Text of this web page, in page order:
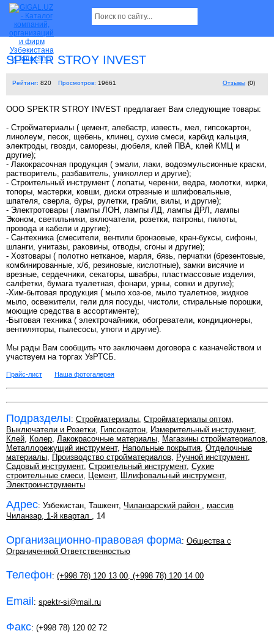
SPEKTR STROY INVEST
Рейтинг: 820 Просмотров: 19661 Отзывы (0)
OOO SPEKTR STROY INVEST предлагает Вам следующие товары:
- Стройматериалы ( цемент, алебастр, известь, мел, гипсокартон,
линолеум, песок, щебень, клинец, сухие смеси, карбид кальция,
электроды, гвозди, саморезы, дюбеля, клей ПВА, клей КМЦ и
другие);
- Лакокрасочная продукция ( эмали, лаки, водоэмульсионные краски,
растворитель, разбавитель, униколлер и другие);
- Строительный инструмент ( лопаты, черенки, ведра, молотки, кирки,
топоры, мастерки, ковши, диски отрезные и шлифовальные,
шпателя, сверла, буры, рулетки, грабли, вилы, и другие);
- Электротовары ( лампы ЛОН, лампы ЛД, лампы ДРЛ, лампы
Эконом, светильники, включатели, розетки, патроны, пилоты,
провода и кабели и другие);
- Сантехника (смесители, вентили бронзовые, кран-буксы, сифоны,
шланги, унитазы, раковины, отводы, сгоны и другие);
- Хозтовары ( полотно нетканое, марля, бязь, перчатки (брезентовые,
комбинированные, х/б, резиновые, кислотные), замки висячие и
врезные, сердечники, секаторы, швабры, пластмассовые изделия,
салфетки, бумага туалетная, фонари, урны, совки и другие);
-Хим-бытовая продукция ( мыло хоз-ое, мыло туалетное, жидкое
мыло, освежители, гели для посуды, чистоли, стиральные порошки,
моющие средства в ассортименте);
-Бытовая техника ( электрочайники, обогреватели, кондиционеры,
вентиляторы, пылесосы, утюги и другие).
Мы рады Вам сообщить что заключаем договора с казначейством и
участвуем на торгах УзРТСБ.
Прайс-лист Наша фотогалерея
Подразделы: Стройматериалы, Стройматериалы оптом,
Выключатели и Розетки, Гипсокартон, Измерительный инструмент,
Клей, Колер, Лакокрасочные материалы, Магазины стройматериалов,
Металлорежущий инструмент, Напольные покрытия, Отделочные
материалы, Производство стройматериалов, Ручной инструмент,
Садовый инструмент, Строительный инструмент, Сухие
строительные смеси, Цемент, Шлифовальный инструмент,
Электроинструменты
Адрес: Узбекистан, Ташкент, Чиланзарский район , массив
Чиланзар, 1-й квартал , 14
Организационно-правовая форма: Общества с
Ограниченной Ответственностью
Телефон: (+998 78) 120 13 00, (+998 78) 120 14 00
Email: spektr-si@mail.ru
Факс: (+998 78) 120 02 72